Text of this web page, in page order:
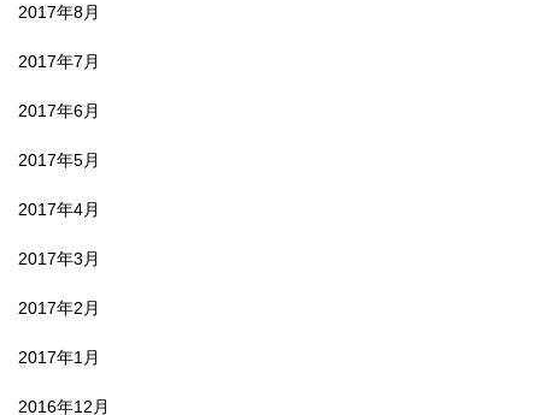
2017年8月
2017年7月
2017年6月
2017年5月
2017年4月
2017年3月
2017年2月
2017年1月
2016年12月